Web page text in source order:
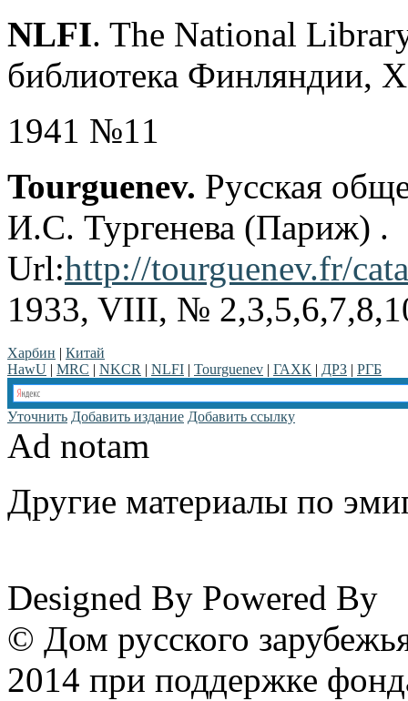
NLFI. The National
библиотека Финляндии,
1941 №11
Tourguenev. Русская
И.С. Тургенева (Париж) .
Url:http://tourguenev.fr/
1933, VIII, №
Харбин | Китай
HawU | MRC | NKCR | NLFI | Tourguenev | ГАХК | ДРЗ | РГБ
Уточнить Добавить издание Добавить ссылку
Ad notam
Другие материалы по
Designed By Powered By
© Дом русского
2014 при поддержке